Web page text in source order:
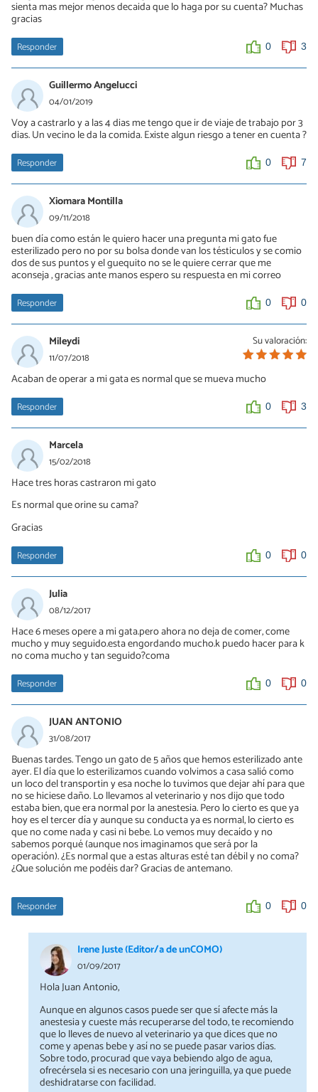
suficiente para que lo lleven a un control sin perder tiempo.
sienta mas mejor menos decaida que lo haga por su cuenta? Muchas
gracias
Responder 0 3
Guillermo Angelucci
04/01/2019
Voy a castrarlo y a las 4 dias me tengo que ir de viaje de trabajo por 3
dias. Un vecino le da la comida. Existe algun riesgo a tener en cuenta ?
Responder 0 7
Xiomara Montilla
09/11/2018
buen día como están le quiero hacer una pregunta mi gato fue
esterilizado pero no por su bolsa donde van los tésticulos y se comio
dos de sus puntos y el guequito no se le quiere cerrar que me
aconseja , gracias ante manos espero su respuesta en mi correo
Responder 0 0
Su valoración:
Mileydi
11/07/2018
Acaban de operar a mi gata es normal que se mueva mucho
Responder 0 3
Marcela
15/02/2018
Hace tres horas castraron mi gato
Es normal que orine su cama?
Gracias
Responder 0 0
Julia
08/12/2017
Hace 6 meses opere a mi gata.pero ahora no deja de comer, come
mucho y muy seguido.esta engordando mucho.k puedo hacer para k
no coma mucho y tan seguido?coma
Responder 0 0
JUAN ANTONIO
31/08/2017
Buenas tardes. Tengo un gato de 5 años que hemos esterilizado ante
ayer. El día que lo esterilizamos cuando volvimos a casa salió como
un loco del transportin y esa noche lo tuvimos que dejar ahí para que
no se hiciese daño. Lo llevamos al veterinario y nos dijo que todo
estaba bien, que era normal por la anestesia. Pero lo cierto es que ya
hoy es el tercer día y aunque su conducta ya es normal, lo cierto es
que no come nada y casi ni bebe. Lo vemos muy decaído y no
sabemos porqué (aunque nos imaginamos que será por la
operación). ¿Es normal que a estas alturas esté tan débil y no coma?
¿Que solución me podéis dar? Gracias de antemano.
Responder 0 0
Irene Juste (Editor/a de unCOMO)
01/09/2017
Hola Juan Antonio,
Aunque en algunos casos puede ser que sí afecte más la
anestesia y cueste más recuperarse del todo, te recomiendo
que lo lleves de nuevo al veterinario ya que dices que no
come y apenas bebe y así no se puede pasar varios días.
Sobre todo, procurad que vaya bebiendo algo de agua,
ofrecérsela si es necesario con una jeringuilla, ya que puede
deshidratarse con facilidad.